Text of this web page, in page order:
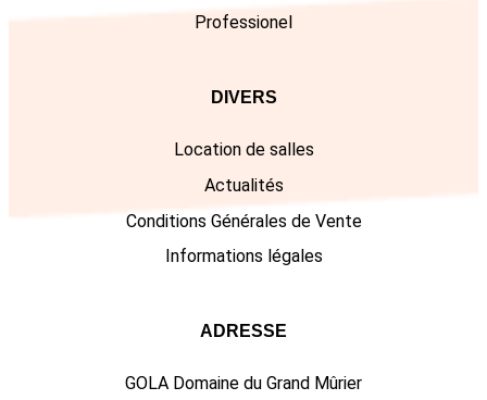
Professionel
DIVERS
Location de salles
Actualités
Conditions Générales de Vente
Informations légales
ADRESSE
GOLA Domaine du Grand Mûrier